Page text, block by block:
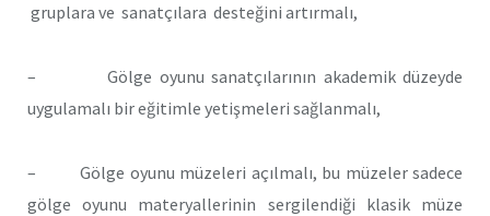
gruplara ve sanatçılara desteğini artırmalı,
– Gölge oyunu sanatçılarının akademik düzeyde
uygulamalı bir eğitimle yetişmeleri sağlanmalı,
– Gölge oyunu müzeleri açılmalı, bu müzeler sadece
gölge oyunu materyallerinin sergilendiği klasik müze